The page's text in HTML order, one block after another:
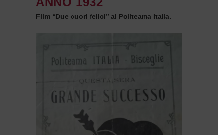
Film “Due cuori felici” al Politeama Italia.